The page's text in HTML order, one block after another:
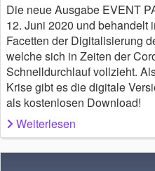
Die neue Ausgabe EVENT
12. Juni 2020 und behandelt
Facetten der Digitalisierung
welche sich in Zeiten der
Schnelldurchlauf vollzieht.
Krise gibt es die digitale
als kostenlosen Download!
Weiterlesen